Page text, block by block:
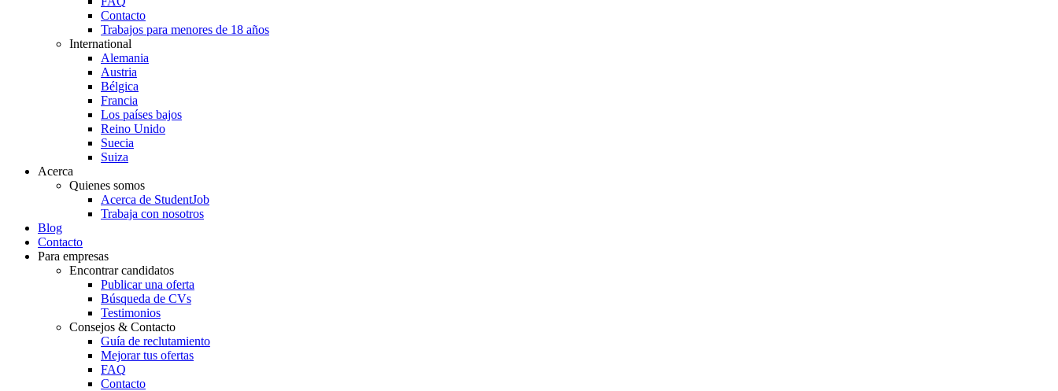
Contacto
Trabajos para menores de 18 años
International
Alemania
Austria
Bélgica
Francia
Los países bajos
Reino Unido
Suecia
Suiza
Acerca
Quienes somos
Acerca de StudentJob
Trabaja con nosotros
Blog
Contacto
Para empresas
Encontrar candidatos
Publicar una oferta
Búsqueda de CVs
Testimonios
Consejos & Contacto
Guía de reclutamiento
Mejorar tus ofertas
FAQ
Contacto